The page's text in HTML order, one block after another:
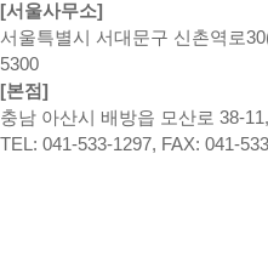
[서울사무소]
서울특별시 서대문구 신촌역로
5300
[본점]
충남 아산시 배방읍 모산로 38-
TEL: 041-533-1297, FAX: 041-